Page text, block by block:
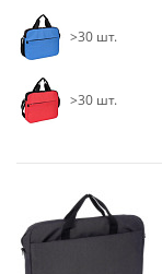
>30 шт.
>30 шт.